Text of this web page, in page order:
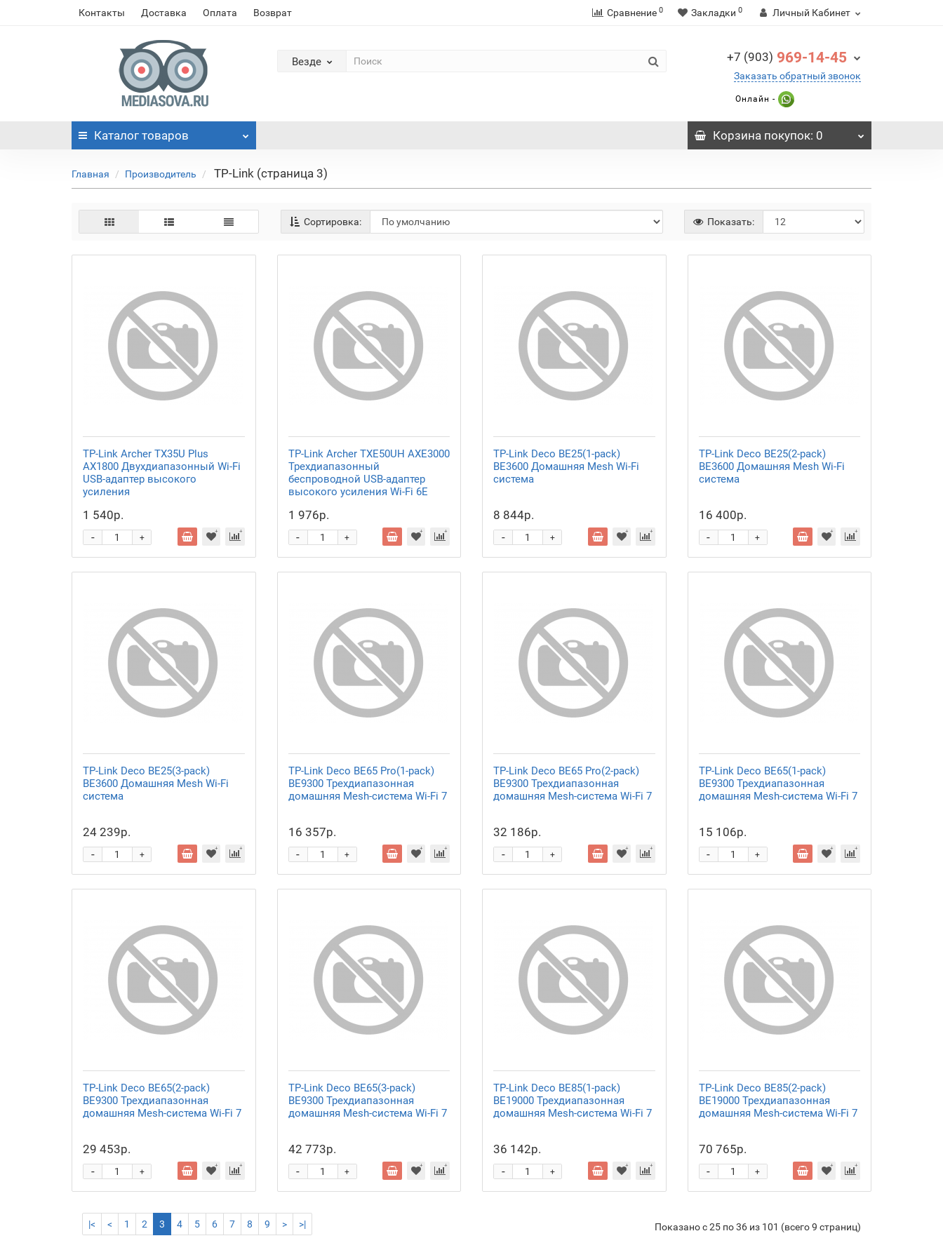
Контакты Доставка Оплата Возврат Сравнение 0 Закладки 0 Личный Кабинет
Везде +7 (903) 969-14-45
Заказать обратный звонок
Онлайн -
Каталог товаров Корзинапокупок: 0
Главная Производитель TP-Link (страница 3)
Сортировка: Показать:
TP-Link Archer TX35U Plus
AX1800 Двухдиапазонный Wi-Fi
USB-адаптер высокого
усиления
1 540р.
+
-
TP-Link Archer TXE50UH AXE3000
Трехдиапазонный
беспроводной USB-адаптер
высокого усиления Wi-Fi 6E
1 976р.
+
-
TP-Link Deco BE25(1-pack)
BE3600 Домашняя Mesh Wi-Fi
система
8 844р.
+
-
TP-Link Deco BE25(2-pack)
BE3600 Домашняя Mesh Wi-Fi
система
16 400р.
+
-
TP-Link Deco BE25(3-pack)
BE3600 Домашняя Mesh Wi-Fi
система
24 239р.
+
-
TP-Link Deco BE65 Pro(1-pack)
BE9300 Трехдиапазонная
домашняя Mesh-система Wi-Fi 7
16 357р.
+
-
TP-Link Deco BE65 Pro(2-pack)
BE9300 Трехдиапазонная
домашняя Mesh-система Wi-Fi 7
32 186р.
+
-
TP-Link Deco BE65(1-pack)
BE9300 Трехдиапазонная
домашняя Mesh-система Wi-Fi 7
15 106р.
+
-
TP-Link Deco BE65(2-pack)
BE9300 Трехдиапазонная
домашняя Mesh-система Wi-Fi 7
29 453р.
+
-
TP-Link Deco BE65(3-pack)
BE9300 Трехдиапазонная
домашняя Mesh-система Wi-Fi 7
42 773р.
+
-
TP-Link Deco BE85(1-pack)
BE19000 Трехдиапазонная
домашняя Mesh-система Wi-Fi 7
36 142р.
+
-
TP-Link Deco BE85(2-pack)
BE19000 Трехдиапазонная
домашняя Mesh-система Wi-Fi 7
70 765р.
+
-
|< < 1 2 3 4 5 6 7 8 9 > >| Показано с 25 по 36 из 101 (всего 9 страниц)